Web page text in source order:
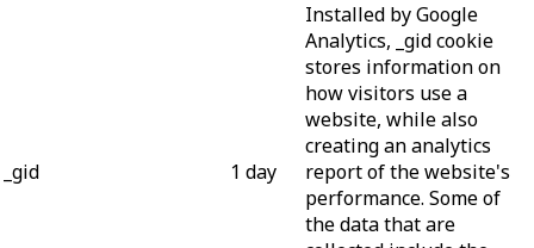
_gid 1 day
Installed by Google
Analytics, _gid cookie
stores information on
how visitors use a
website, while also
creating an analytics
report of the website's
performance. Some of
the data that are